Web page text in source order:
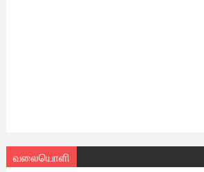
வலையொளி